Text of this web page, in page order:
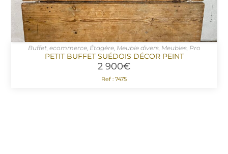
AJOUTER AU PANIER
Buffet, ecommerce, Étagère, Meuble divers, Meubles, Pro
PETIT BUFFET SUÉDOIS DÉCOR PEINT
Ref : 7475
2 900€